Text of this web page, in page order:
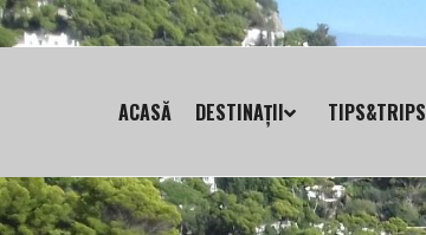
ACASĂ DESTINAȚII TIPS&TRIPS